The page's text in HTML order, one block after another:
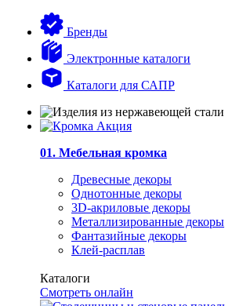
Бренды
Электронные каталоги
Каталоги для САПР
01. Мебельная кромка
Древесные декоры
Однотонные декоры
3D-акриловые декоры
Металлизированные декоры
Фантазийные декоры
Клей-расплав
Каталоги
Смотреть онлайн